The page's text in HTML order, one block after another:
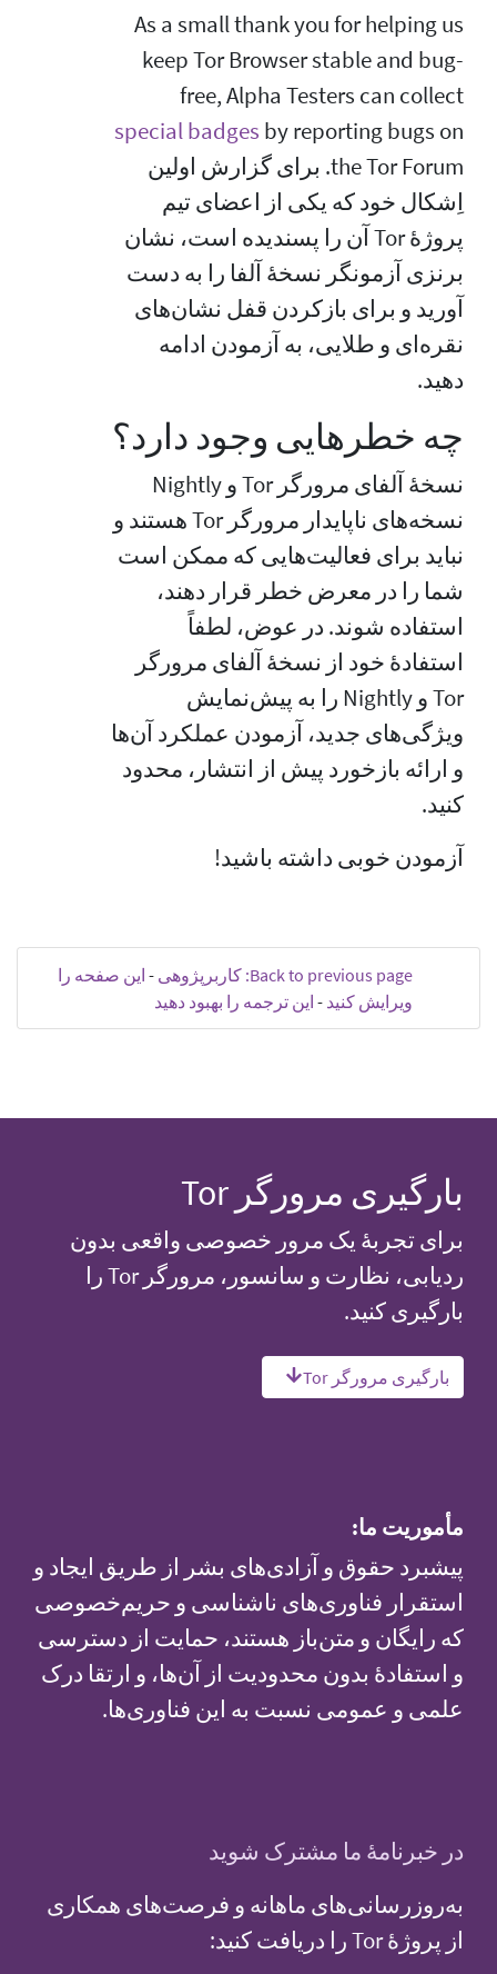
As a small thank you for helping us
keep Tor Browser stable and bug-
free, Alpha Testers can collect
special badges by reporting bugs on
the Tor Forum. برای گزارش اولین
اِشکال خود که یکی از اعضای تیم
پروژهٔ Tor آن را پسندیده است، نشان
برنزی آزمونگر نسخهٔ آلفا را به دست
آورید و برای بازکردن قفل نشان‌های
نقره‌ای و طلایی، به آزمودن ادامه
دهید.
چه خطرهایی وجود دارد؟
نسخهٔ آلفای مرورگر Tor و Nightly
نسخه‌های ناپایدار مرورگر Tor هستند و
نباید برای فعالیت‌هایی که ممکن است
شما را در معرض خطر قرار دهند،
استفاده شوند. در عوض، لطفاً
استفادهٔ خود از نسخهٔ آلفای مرورگر
Tor و Nightly را به پیش‌نمایش
ویژگی‌های جدید، آزمودن عملکرد آن‌ها
و ارائه بازخورد پیش از انتشار، محدود
کنید.
آزمودن خوبی داشته باشید!
Back to previous page: کاربر‫پژوهی - این صفحه را
ویرایش کنید - این ترجمه را بهبود دهید
بارگیری مرورگر Tor
برای تجربهٔ یک مرور خصوصی واقعی بدون
ردیابی، نظارت و سانسور، مرورگر Tor را
بارگیری کنید.
بارگیری مرورگر Tor
مأموریت ما:
پیشبرد حقوق و آزادی‌های بشر از طریق ایجاد و
استقرار فناوری‌های ناشناسی و حریم‌خصوصی
که رایگان و متن‌باز هستند، حمایت از دسترسی
و استفادهٔ بدون محدودیت از آن‌ها، و ارتقا درک
علمی و عمومی نسبت به این فناوری‌ها.
در خبرنامهٔ ما مشترک شوید
به‌روزرسانی‌های ماهانه و فرصت‌های همکاری
از پروژهٔ Tor را دریافت کنید: